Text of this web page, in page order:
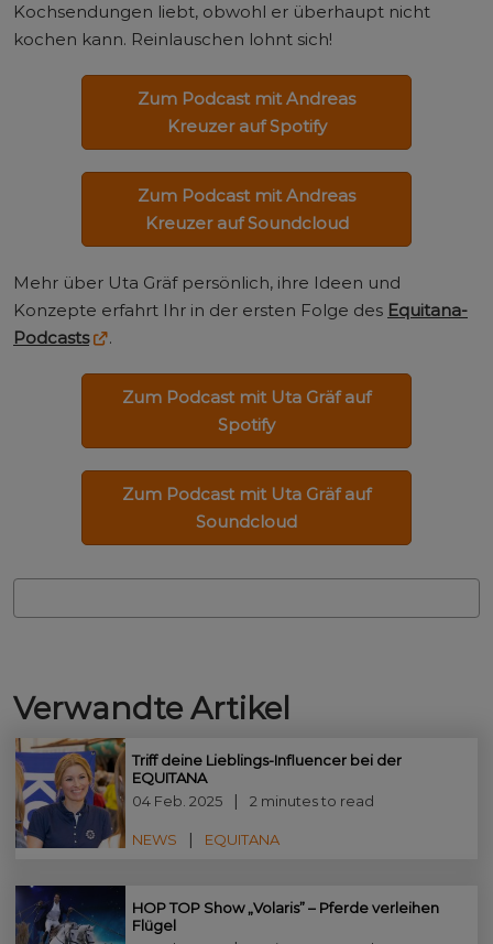
Kochsendungen liebt, obwohl er überhaupt nicht
kochen kann. Reinlauschen lohnt sich!
Zum Podcast mit Andreas
Kreuzer auf Spotify
Zum Podcast mit Andreas
Kreuzer auf Soundcloud
Mehr über Uta Gräf persönlich, ihre Ideen und
Konzepte erfahrt Ihr in der ersten Folge des Equitana-
Podcasts
.
Zum Podcast mit Uta Gräf auf
Spotify
Zum Podcast mit Uta Gräf auf
Soundcloud
Verwandte Artikel
Triff deine Lieblings-Influencer bei der
EQUITANA
04 Feb. 2025
2 minutes to read
NEWS EQUITANA
HOP TOP Show „Volaris” – Pferde verleihen
Flügel